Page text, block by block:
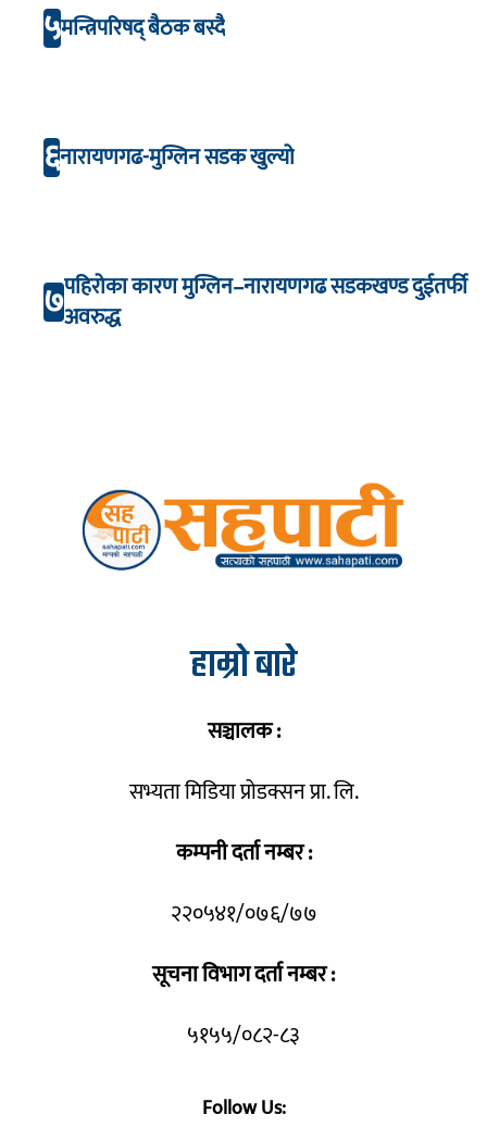
५मन्त्रिपरिषद् बैठक बस्दै
६नारायणगढ-मुग्लिन सडक खुल्यो
७पहिरोका कारण मुग्लिन–नारायणगढ सडकखण्ड दुईतर्फी
अवरुद्ध
हाम्रो बारे
सञ्चालक :
सभ्यता मिडिया प्रोडक्सन प्रा. लि.
कम्पनी दर्ता नम्बर :
२२०५४१/०७६/७७
सूचना विभाग दर्ता नम्बर :
५१५५/०८२-८३
Follow Us: